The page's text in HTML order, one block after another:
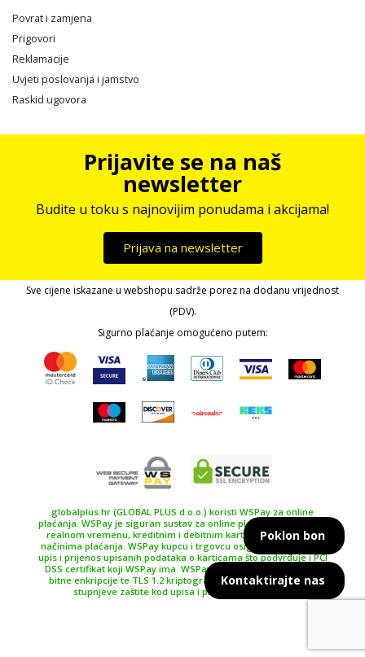
Povrat i zamjena
Prigovori
Reklamacije
Uvjeti poslovanja i jamstvo
Raskid ugovora
Prijavite se na naš
newsletter
Budite u toku s najnovijim ponudama i akcijama!
Prijava na newsletter
Sve cijene iskazane u webshopu sadrže porez na dodanu vrijednost
(PDV).
Sigurno plaćanje omogućeno putem:
globalplus.hr (GLOBAL PLUS d.o.o.) koristi WSPay za online
plaćanja. WSPay je siguran sustav za online plaćanje, plaćanje u
realnom vremenu, kreditnim i debitnim karticama te drugim
načinima plaćanja. WSPay kupcu i trgovcu osiguravaju siguran
upis i prijenos upisanih podataka o karticama što podvrđuje i PCI
DSS certifikat koji WSPay ima. WSPay koristi SSL certifikat 256
bitne enkripcije te TLS 1.2 kriptografski protokol kao najviše
stupnjeve zaštite kod upisa i prijenosa podataka.
Kontaktirajte nas
Poklon bon